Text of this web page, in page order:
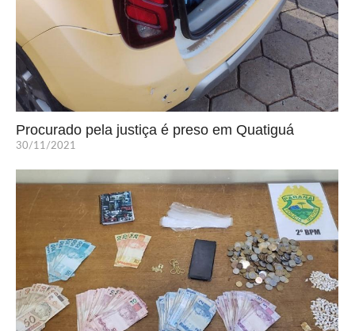
Procurado pela justiça é preso em Quatiguá
30/11/2021